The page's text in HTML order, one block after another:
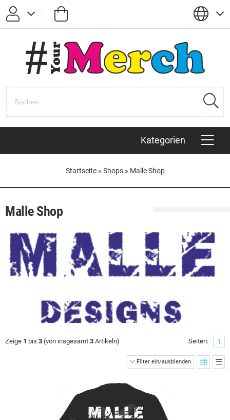
Passwort vergessen?
Kategorien
Startseite» Shops» Malle Shop
Malle Shop
Zeige 1 bis 3 (von insgesamt 3 Artikeln) Seiten: 1
Filter ein/ausblenden